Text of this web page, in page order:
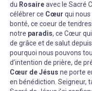
du Rosaireavec le Sacré
célébrer ce Cœur qui
bonté, ce coeur de
notre paradis, ce Cœur
de grâce et de salut
pourquoi nous pouvons
d’intention de prière, de
Cœur de Jésus ne porte
en bénédiction. Seigneur,